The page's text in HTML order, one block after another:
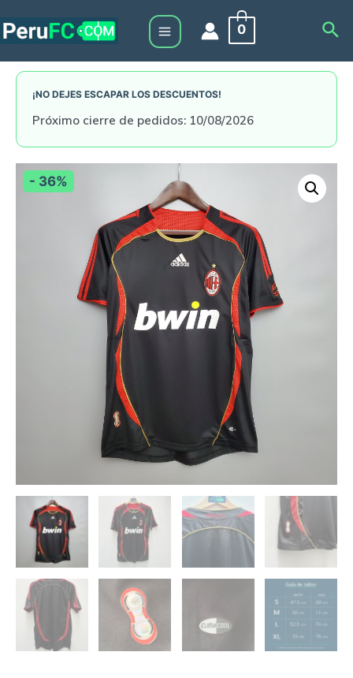
to
Main
Menu
0
¡NO DEJES ESCAPAR LOS DESCUENTOS!
Próximo cierre de pedidos: 10/08/2026
- 36%